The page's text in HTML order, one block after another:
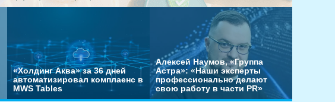
«Холдинг Аква» за 36 дней
автоматизировал комплаенс в
MWS Tables
Алексей Наумов, «Группа
Астра»: «Наши эксперты
профессионально делают
свою работу в части PR»